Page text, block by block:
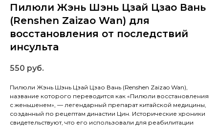
Пилюли Жэнь Шэнь Цзай Цзао Вань
(Renshen Zaizao Wan) для
восстановления от последствий
инсульта
550 руб.
Пилюли Жэнь Шэнь Цзай Цзао Вань (Renshen Zaizao Wan),
название которого переводится как «Пилюли восстановления
с женьшенем», — легендарный препарат китайской медицины,
созданный по рецептам династии Цин. Исторические хроники
свидетельствуют, что его использовали для реабилитации